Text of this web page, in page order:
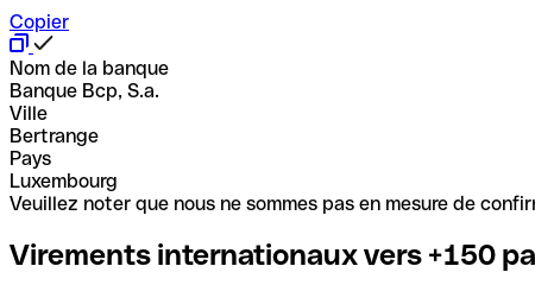
Copier
Nom de la banque
Banque Bcp, S.a.
Ville
Bertrange
Pays
Luxembourg
Veuillez noter que nous ne sommes pas en mesure de
Virements internationaux vers +150